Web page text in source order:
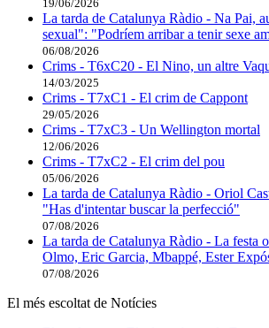
19/06/2026
La tarda de Catalunya Ràdio - Na Pai,
sexual": "Podríem arribar a tenir sexe
06/08/2026
Crims - T6xC20 - El Nino, un altre
14/03/2025
Crims - T7xC1 - El crim de Cappont
29/05/2026
Crims - T7xC3 - Un Wellington mortal
12/06/2026
Crims - T7xC2 - El crim del pou
05/06/2026
La tarda de Catalunya Ràdio - Oriol
"Has d'intentar buscar la perfecció"
07/08/2026
La tarda de Catalunya Ràdio - La festa
Olmo, Eric Garcia, Mbappé, Ester
07/08/2026
El més escoltat de Notícies